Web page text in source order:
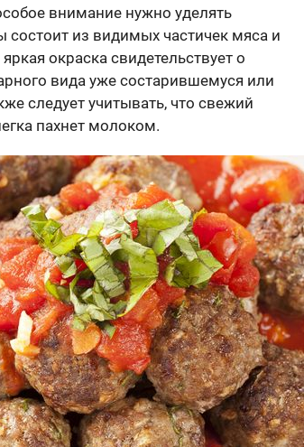
внимание нужно уделять
состоит из видимых частичек мяса и
окраска свидетельствует о
вида уже состарившемуся или
следует учитывать, что свежий
пахнет молоком.